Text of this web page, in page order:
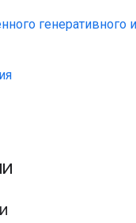
генеративного